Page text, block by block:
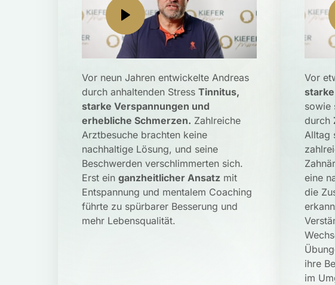
Vor neun Jahren entwickelte Andreas
durch anhaltenden Stress Tinnitus,
starke Verspannungen und
erhebliche Schmerzen. Zahlreiche
Arztbesuche brachten keine
nachhaltige Lösung, und seine
Beschwerden verschlimmerten sich.
Erst ein ganzheitlicher Ansatz mit
Entspannung und mentalem Coaching
führte zu spürbarer Besserung und
mehr Lebensqualität.
sowie
durch
Alltag
eine
die
ihre
im